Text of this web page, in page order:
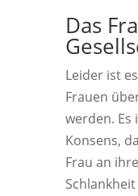
Das
Leider ist
Frauen
werden. Es
Konsens,
Frau an